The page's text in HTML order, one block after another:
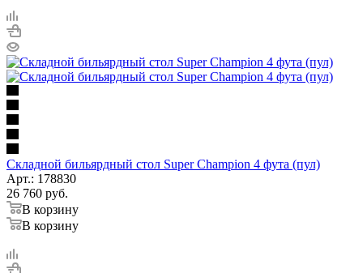
Складной бильярдный стол Super Champion 4 фута (пул)
Арт.: 178830
26 760 руб.
В корзину
В корзину